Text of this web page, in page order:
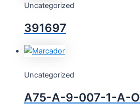
Uncategorized
391697
Uncategorized
A75-A-9-007-1-A-O